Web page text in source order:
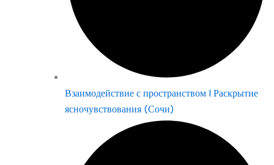
Взаимодействие с пространством | Раскрытие
ясночувствования (Сочи)